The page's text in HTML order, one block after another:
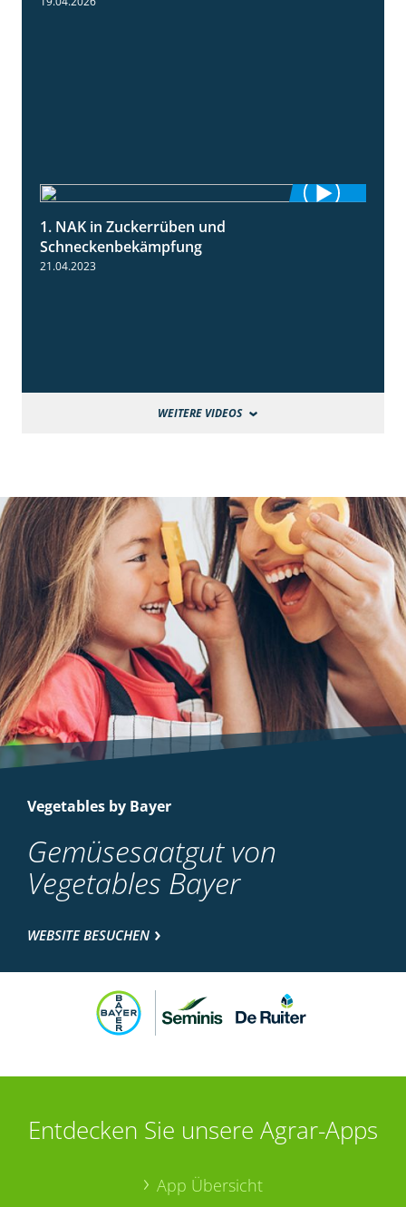
1. NAK in Zuckerrüben und
Schneckenbekämpfung
21.04.2023
WEITERE VIDEOS
Vegetables by Bayer
Gemüsesaatgut von
Vegetables Bayer
WEBSITE BESUCHEN
Entdecken Sie unsere Agrar-Apps
App Übersicht